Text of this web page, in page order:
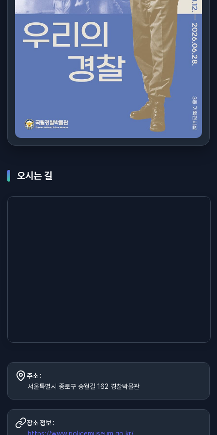
오시는 길
주소 :
서울특별시 종로구 송월길 162 경찰박물관
장소 정보 :